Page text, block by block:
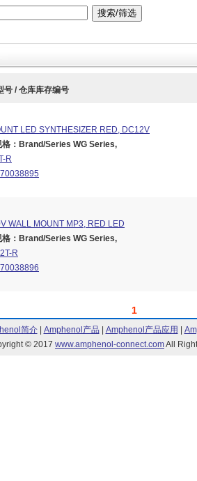
号 / 仓库库存编号
LED SYNTHESIZER RED, DC12V
：Brand/Series WG Series,
R
70038895
WALL MOUNT MP3, RED LED
：Brand/Series WG Series,
R
70038896
1
简介| Amphenol产品 Amphenol产品应用
© 2017 www.amphenol-connect.comAll